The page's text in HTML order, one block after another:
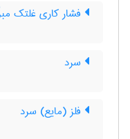
فشار کاری غلتک
سرد
فلز (مایع) سرد